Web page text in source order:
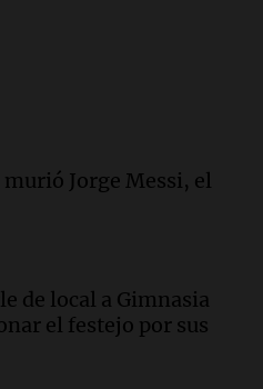
25 años, lucha
Jorge Messi, el
de local a Gimnasia
el festejo por sus